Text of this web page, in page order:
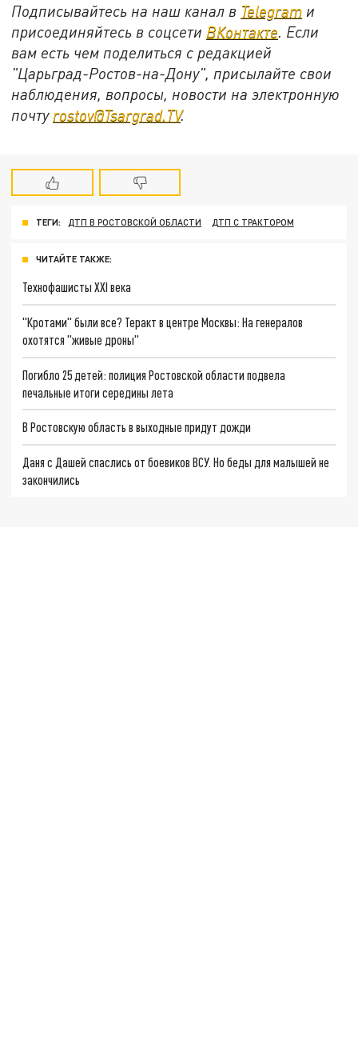
Подписывайтесь на наш канал в Telegram и
присоединяйтесь в соцсети ВКонтакте. Если
вам есть чем поделиться с редакцией
"Царьград-Ростов-на-Дону", присылайте свои
наблюдения, вопросы, новости на электронную
почту rostov@Tsargrad.ТV.
ТЕГИ: ДТП В РОСТОВСКОЙ ОБЛАСТИ ДТП С ТРАКТОРОМ
ЧИТАЙТЕ ТАКЖЕ:
Технофашисты XXI века
"Кротами" были все? Теракт в центре Москвы: На генералов
охотятся "живые дроны"
Погибло 25 детей: полиция Ростовской области подвела
печальные итоги середины лета
В Ростовскую область в выходные придут дожди
Даня с Дашей спаслись от боевиков ВСУ. Но беды для малышей не
закончились